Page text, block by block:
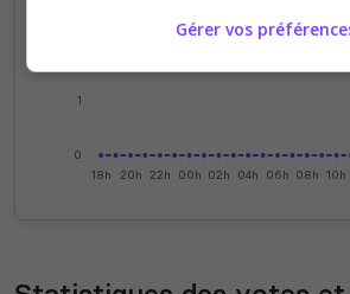
0
1
18h 20h 22h 00h 02h 04h 06h 08h 10h
Gérer vos